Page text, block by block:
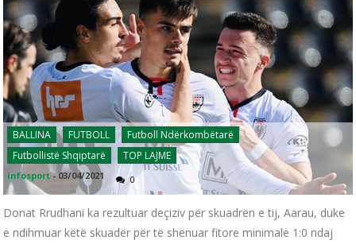
BALLINA FUTBOLL
Futboll Ndërkombëtarë
Futbollistë Shqiptarë
TOP LAJME
infosport -03/04/2021 0
Donat Rrudhani ka rezultuar deçiziv për skuadrën e tij, Aarau, duke
e ndihmuar këtë skuadër për të shënuar fitore minimale 1:0 ndaj